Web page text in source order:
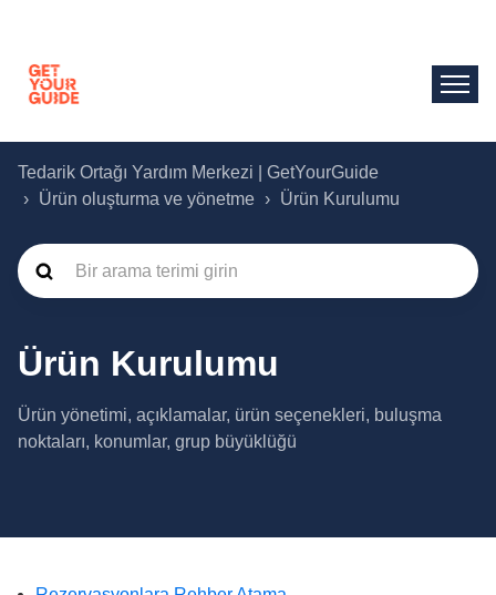
Tedarik Ortağı Yardım Merkezi | GetYourGuide
Ürün oluşturma ve yönetme
Ürün Kurulumu
Ürün Kurulumu
Ürün yönetimi, açıklamalar, ürün seçenekleri, buluşma
noktaları, konumlar, grup büyüklüğü